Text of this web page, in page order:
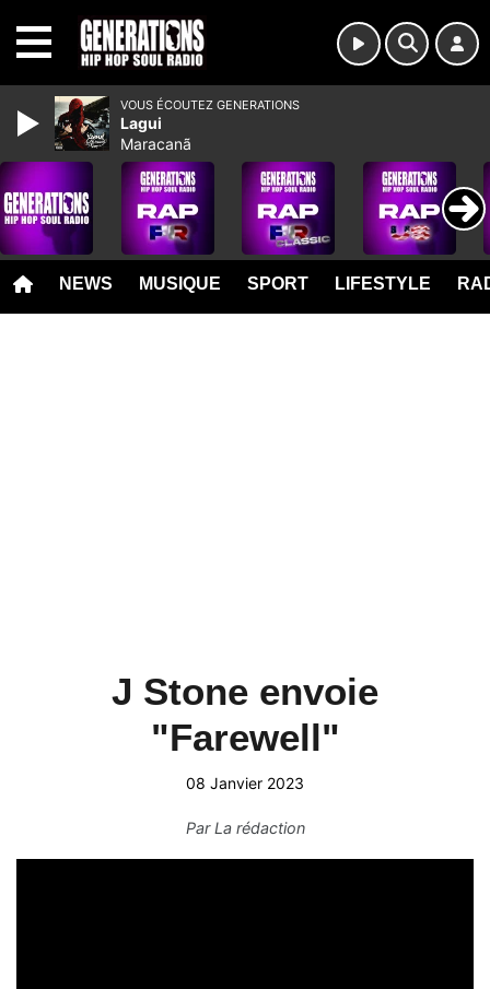
NEWS MUSIQUE SPORT LIFESTYLE
J Stone envoie
"Farewell"
08 Janvier 2023
ParLa rédaction
VOUS ÉCOUTEZ GENERATIONS
Lagui
Maracanã